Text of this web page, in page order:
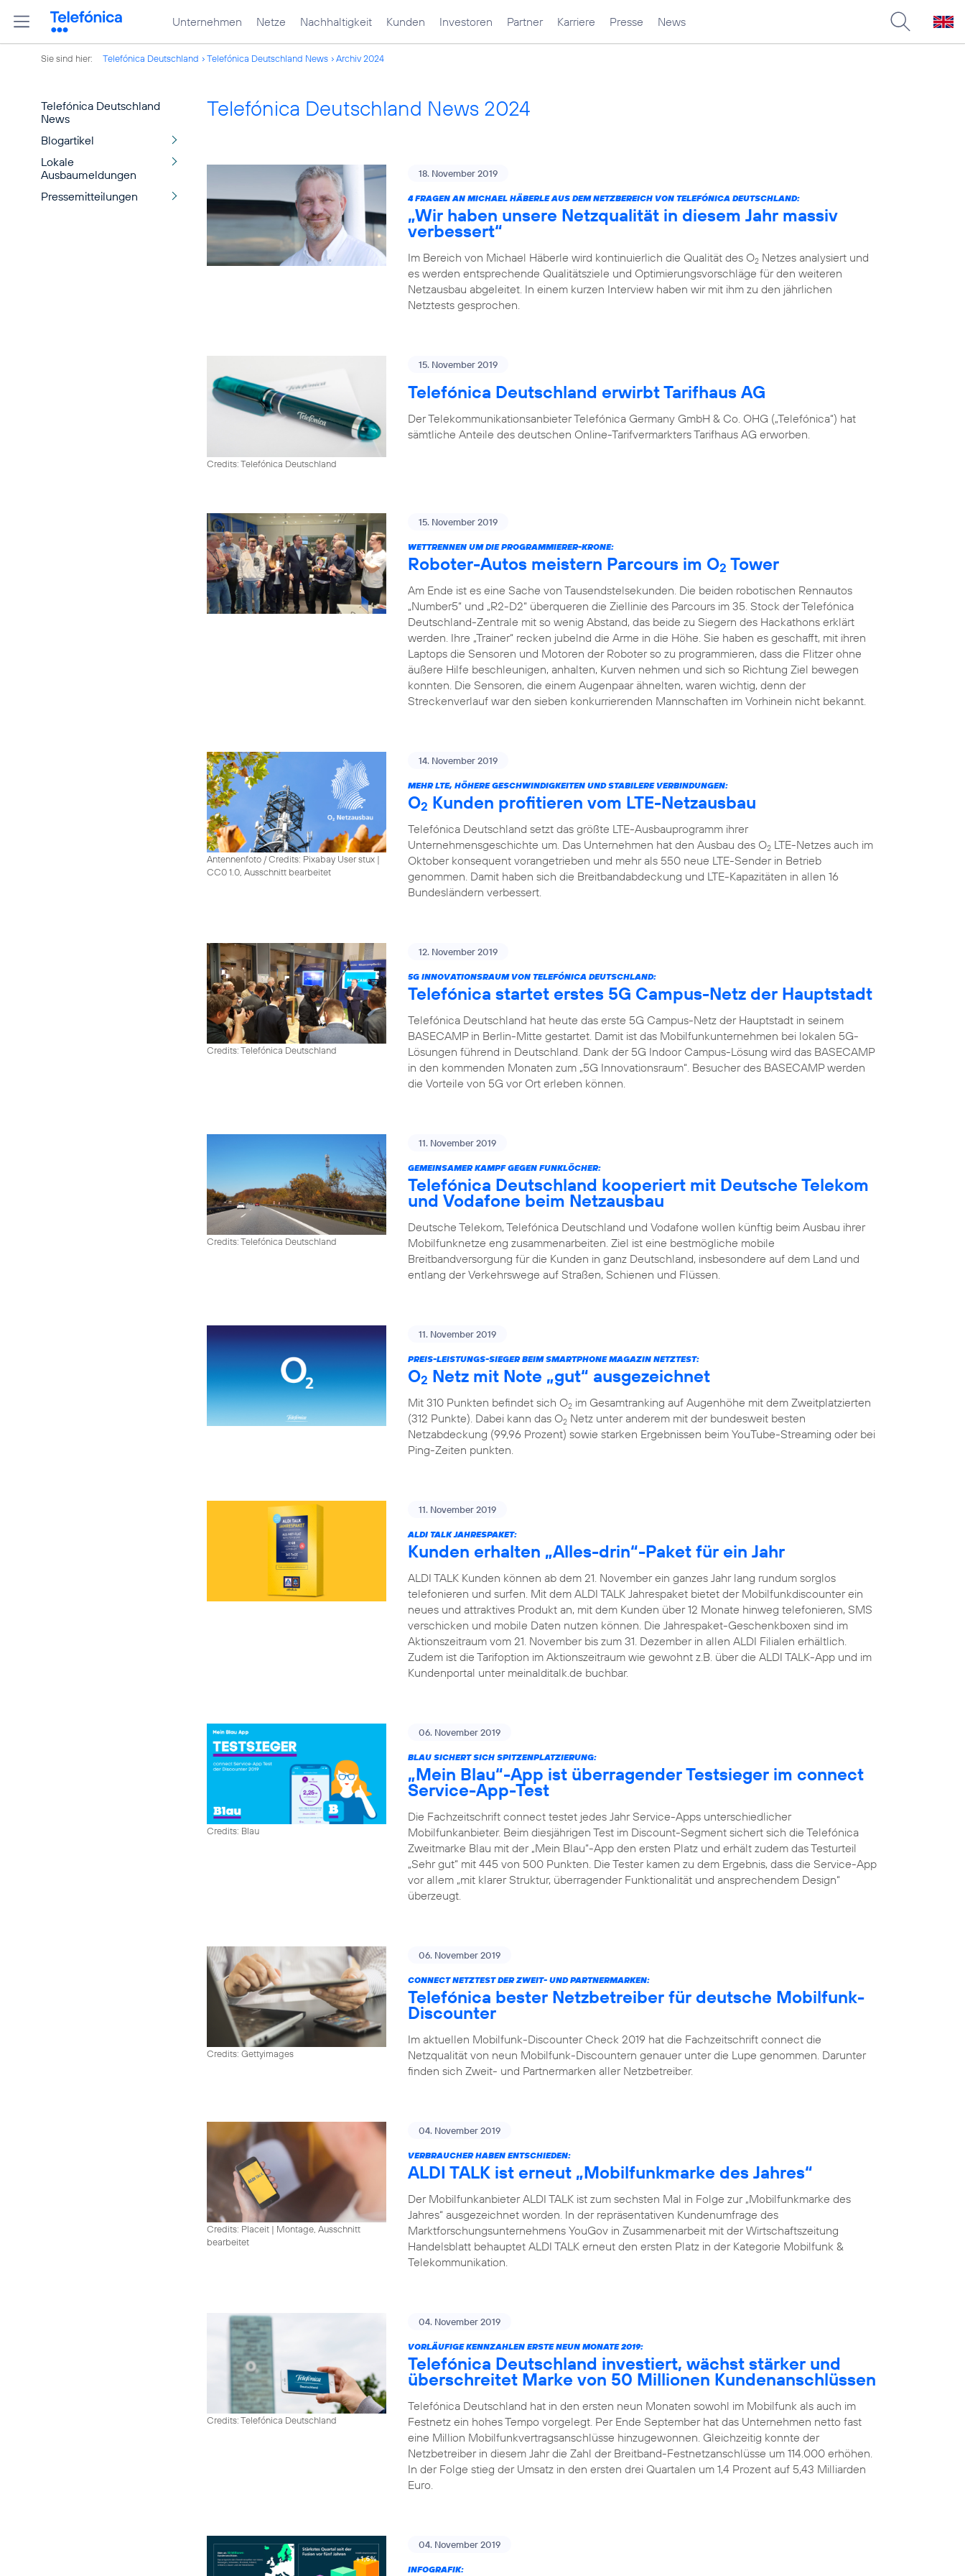
Unternehmen Netze Nachhaltigkeit Kunden Investoren Partner Karriere Presse News
Sie sind hier: Telefónica Deutschland Telefónica Deutschland News Archiv 2024
Telefónica Deutschland
News
Blogartikel
Lokale
Ausbaumeldungen
Pressemitteilungen
Telefónica Deutschland News 2024
18. November 2019
4 FRAGEN AN MICHAEL HÄBERLE AUS DEM NETZBEREICH VON TELEFÓNICA DEUTSCHLAND:
„Wir haben unsere Netzqualität in diesem Jahr massiv
verbessert“
Im Bereich von Michael Häberle wird kontinuierlich die Qualität des O2 Netzes analysiert und
es werden entsprechende Qualitätsziele und Optimierungsvorschläge für den weiteren
Netzausbau abgeleitet. In einem kurzen Interview haben wir mit ihm zu den jährlichen
Netztests gesprochen.
Credits: Telefónica Deutschland
15. November 2019
Telefónica Deutschland erwirbt Tarifhaus AG
Der Telekommunikationsanbieter Telefónica Germany GmbH & Co. OHG („Telefónica“) hat
sämtliche Anteile des deutschen Online-Tarifvermarkters Tarifhaus AG erworben.
15. November 2019
WETTRENNEN UM DIE PROGRAMMIERER-KRONE:
Roboter-Autos meistern Parcours im O2 Tower
Am Ende ist es eine Sache von Tausendstelsekunden. Die beiden robotischen Rennautos
„Number5“ und „R2-D2“ überqueren die Ziellinie des Parcours im 35. Stock der Telefónica
Deutschland-Zentrale mit so wenig Abstand, das beide zu Siegern des Hackathons erklärt
werden. Ihre „Trainer“ recken jubelnd die Arme in die Höhe. Sie haben es geschafft, mit ihren
Laptops die Sensoren und Motoren der Roboter so zu programmieren, dass die Flitzer ohne
äußere Hilfe beschleunigen, anhalten, Kurven nehmen und sich so Richtung Ziel bewegen
konnten. Die Sensoren, die einem Augenpaar ähnelten, waren wichtig, denn der
Streckenverlauf war den sieben konkurrierenden Mannschaften im Vorhinein nicht bekannt.
Antennenfoto / Credits: Pixabay User stux |
CC0 1.0, Ausschnitt bearbeitet
14. November 2019
MEHR LTE, HÖHERE GESCHWINDIGKEITEN UND STABILERE VERBINDUNGEN:
O2 Kunden profitieren vom LTE-Netzausbau
Telefónica Deutschland setzt das größte LTE-Ausbauprogramm ihrer
Unternehmensgeschichte um. Das Unternehmen hat den Ausbau des O2 LTE-Netzes auch im
Oktober konsequent vorangetrieben und mehr als 550 neue LTE-Sender in Betrieb
genommen. Damit haben sich die Breitbandabdeckung und LTE-Kapazitäten in allen 16
Bundesländern verbessert.
Credits: Telefónica Deutschland
12. November 2019
5G INNOVATIONSRAUM VON TELEFÓNICA DEUTSCHLAND:
Telefónica startet erstes 5G Campus-Netz der Hauptstadt
Telefónica Deutschland hat heute das erste 5G Campus-Netz der Hauptstadt in seinem
BASECAMP in Berlin-Mitte gestartet. Damit ist das Mobilfunkunternehmen bei lokalen 5G-
Lösungen führend in Deutschland. Dank der 5G Indoor Campus-Lösung wird das BASECAMP
in den kommenden Monaten zum „5G Innovationsraum“. Besucher des BASECAMP werden
die Vorteile von 5G vor Ort erleben können.
Credits: Telefónica Deutschland
11. November 2019
GEMEINSAMER KAMPF GEGEN FUNKLÖCHER:
Telefónica Deutschland kooperiert mit Deutsche Telekom
und Vodafone beim Netzausbau
Deutsche Telekom, Telefónica Deutschland und Vodafone wollen künftig beim Ausbau ihrer
Mobilfunknetze eng zusammenarbeiten. Ziel ist eine bestmögliche mobile
Breitbandversorgung für die Kunden in ganz Deutschland, insbesondere auf dem Land und
entlang der Verkehrswege auf Straßen, Schienen und Flüssen.
11. November 2019
PREIS-LEISTUNGS-SIEGER BEIM SMARTPHONE MAGAZIN NETZTEST:
O2 Netz mit Note „gut“ ausgezeichnet
Mit 310 Punkten befindet sich O2 im Gesamtranking auf Augenhöhe mit dem Zweitplatzierten
(312 Punkte). Dabei kann das O2 Netz unter anderem mit der bundesweit besten
Netzabdeckung (99,96 Prozent) sowie starken Ergebnissen beim YouTube-Streaming oder bei
Ping-Zeiten punkten.
11. November 2019
ALDI TALK JAHRESPAKET:
Kunden erhalten „Alles-drin“-Paket für ein Jahr
ALDI TALK Kunden können ab dem 21. November ein ganzes Jahr lang rundum sorglos
telefonieren und surfen. Mit dem ALDI TALK Jahrespaket bietet der Mobilfunkdiscounter ein
neues und attraktives Produkt an, mit dem Kunden über 12 Monate hinweg telefonieren, SMS
verschicken und mobile Daten nutzen können. Die Jahrespaket-Geschenkboxen sind im
Aktionszeitraum vom 21. November bis zum 31. Dezember in allen ALDI Filialen erhältlich.
Zudem ist die Tarifoption im Aktionszeitraum wie gewohnt z.B. über die ALDI TALK-App und im
Kundenportal unter meinalditalk.de buchbar.
Credits: Blau
06. November 2019
BLAU SICHERT SICH SPITZENPLATZIERUNG:
„Mein Blau“-App ist überragender Testsieger im connect
Service-App-Test
Die Fachzeitschrift connect testet jedes Jahr Service-Apps unterschiedlicher
Mobilfunkanbieter. Beim diesjährigen Test im Discount-Segment sichert sich die Telefónica
Zweitmarke Blau mit der „Mein Blau“-App den ersten Platz und erhält zudem das Testurteil
„Sehr gut“ mit 445 von 500 Punkten. Die Tester kamen zu dem Ergebnis, dass die Service-App
vor allem „mit klarer Struktur, überragender Funktionalität und ansprechendem Design“
überzeugt.
Credits: Gettyimages
06. November 2019
CONNECT NETZTEST DER ZWEIT- UND PARTNERMARKEN:
Telefónica bester Netzbetreiber für deutsche Mobilfunk-
Discounter
Im aktuellen Mobilfunk-Discounter Check 2019 hat die Fachzeitschrift connect die
Netzqualität von neun Mobilfunk-Discountern genauer unter die Lupe genommen. Darunter
finden sich Zweit- und Partnermarken aller Netzbetreiber.
Credits: Placeit | Montage, Ausschnitt
bearbeitet
04. November 2019
VERBRAUCHER HABEN ENTSCHIEDEN:
ALDI TALK ist erneut „Mobilfunkmarke des Jahres“
Der Mobilfunkanbieter ALDI TALK ist zum sechsten Mal in Folge zur „Mobilfunkmarke des
Jahres“ ausgezeichnet worden. In der repräsentativen Kundenumfrage des
Marktforschungsunternehmens YouGov in Zusammenarbeit mit der Wirtschaftszeitung
Handelsblatt behauptet ALDI TALK erneut den ersten Platz in der Kategorie Mobilfunk &
Telekommunikation.
Credits: Telefónica Deutschland
04. November 2019
VORLÄUFIGE KENNZAHLEN ERSTE NEUN MONATE 2019:
Telefónica Deutschland investiert, wächst stärker und
überschreitet Marke von 50 Millionen Kundenanschlüssen
Telefónica Deutschland hat in den ersten neun Monaten sowohl im Mobilfunk als auch im
Festnetz ein hohes Tempo vorgelegt. Per Ende September hat das Unternehmen netto fast
eine Million Mobilfunkvertragsanschlüsse hinzugewonnen. Gleichzeitig konnte der
Netzbetreiber in diesem Jahr die Zahl der Breitband-Festnetzanschlüsse um 114.000 erhöhen.
In der Folge stieg der Umsatz in den ersten drei Quartalen um 1,4 Prozent auf 5,43 Milliarden
Euro.
04. November 2019
INFOGRAFIK: